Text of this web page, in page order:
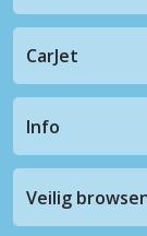
CarJet
Info
Veilig